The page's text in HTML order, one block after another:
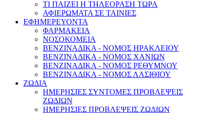
ΤΙ ΠΑΙΖΕΙ Η ΤΗΛΕΟΡΑΣΗ ΤΩΡΑ
ΑΦΙΕΡΩΜΑΤΑ ΣΕ ΤΑΙΝΙΕΣ
ΕΦΗΜΕΡΕΥΟΝΤΑ
ΦΑΡΜΑΚΕΙΑ
ΝΟΣΟΚΟΜΕΙΑ
ΒΕΝΖΙΝΑΔΙΚΑ - ΝΟΜΟΣ ΗΡΑΚΛΕΙΟΥ
ΒΕΝΖΙΝΑΔΙΚΑ - ΝΟΜΟΣ ΧΑΝΙΩΝ
ΒΕΝΖΙΝΑΔΙΚΑ - ΝΟΜΟΣ ΡΕΘΥΜΝΟΥ
ΒΕΝΖΙΝΑΔΙΚΑ - ΝΟΜΟΣ ΛΑΣΙΘΙΟΥ
ΖΩΔΙΑ
ΗΜΕΡΗΣΙΕΣ ΣΥΝΤΟΜΕΣ ΠΡΟΒΛΕΨΕΙΣ
ΖΩΔΙΩΝ
ΗΜΕΡΗΣΙΕΣ ΠΡΟΒΛΕΨΕΙΣ ΖΩΔΙΩΝ